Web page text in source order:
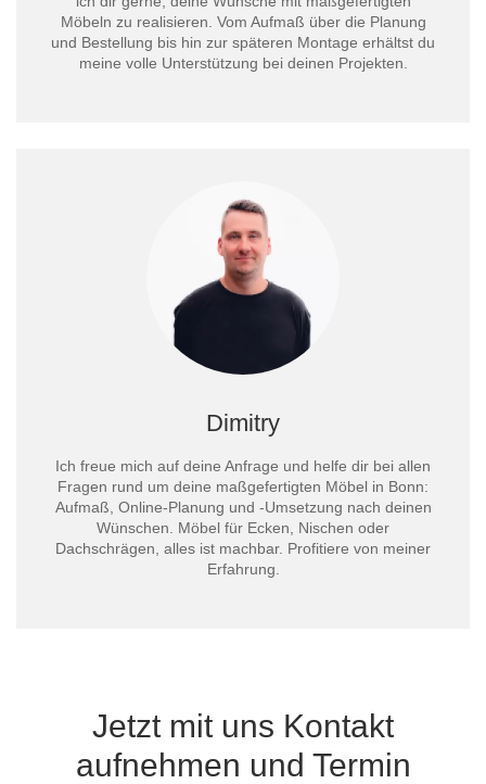
Möbeln zu realisieren. Vom Aufmaß über die Planung
und Bestellung bis hin zur späteren Montage erhältst du
meine volle Unterstützung bei deinen Projekten.
Dimitry
Ich freue mich auf deine Anfrage und helfe dir bei allen
Fragen rund um deine maßgefertigten Möbel in Bonn:
Aufmaß, Online-Planung und -Umsetzung nach deinen
Wünschen. Möbel für Ecken, Nischen oder
Dachschrägen, alles ist machbar. Profitiere von meiner
Erfahrung.
Jetzt mit uns Kontakt
aufnehmen und Termin